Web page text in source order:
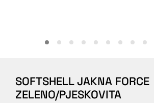
O NAMA
SOFTSHELL JAKNA FORCE
ZELENO/PJESKOVITA